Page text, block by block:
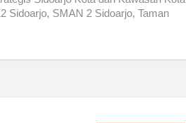
Sidoarjo, SMAN 2 Sidoarjo, Taman